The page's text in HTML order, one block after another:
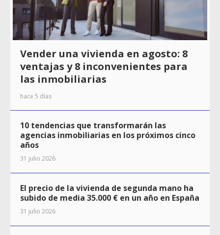
Vender una vivienda en agosto: 8
ventajas y 8 inconvenientes para
las inmobiliarias
hace 5 días
10 tendencias que transformarán las
agencias inmobiliarias en los próximos cinco
años
31 julio 2026
El precio de la vivienda de segunda mano ha
subido de media 35.000 € en un año en España
31 julio 2026